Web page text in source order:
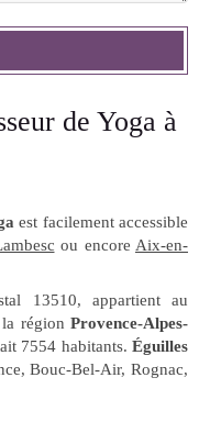
de Yoga à
est facilement accessible
ou encore Aix-en-
13510, appartient au
région Provence-Alpes-
7554 habitants.Éguilles
Bouc-Bel-Air, Rognac,